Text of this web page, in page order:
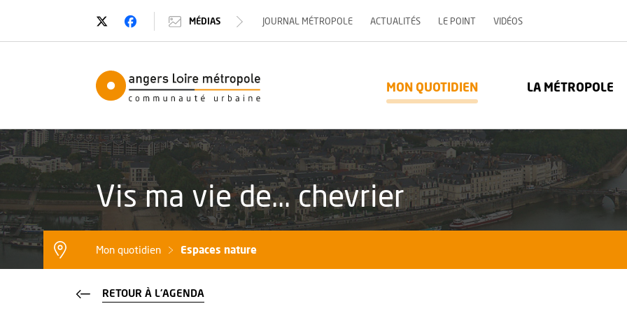
Suivez-nous sur Twitter
, Ouvre une nouvelle fenêtre
Suivez-nous sur Facebook
, Ouvre une nouvelle fenêtre
MÉDIAS JOURNAL MÉTROPOLE ACTUALITÉS LE POINT VIDÉOS, OUVRE UNE NOUVELLE
Angers Loire Métropole - Communauté urbaine : Retour à l'accueil
MON QUOTIDIEN LA MÉTROPOLE
Vis ma vie de... chevrier
Mon quotidien Espaces nature
RETOUR À L'AGENDA